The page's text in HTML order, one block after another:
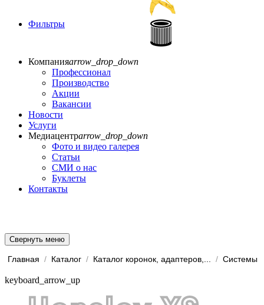
Фильтры
Компанияarrow_drop_down
Профессионал
Производство
Акции
Вакансии
Новости
Услуги
Медиацентрarrow_drop_down
Фото и видео галерея
Статьи
СМИ о нас
Буклеты
Контакты
Свернуть меню
Главная / Каталог / Каталог коронок, адаптеров,... /
keyboard_arrow_up